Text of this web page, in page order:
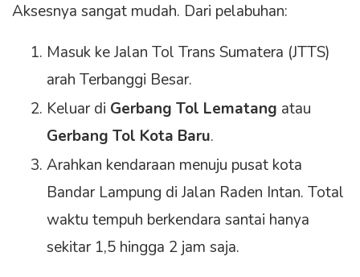
Aksesnya sangat mudah. Dari pelabuhan:
Masuk ke Jalan Tol Trans Sumatera (JTTS)
arah Terbanggi Besar.
Keluar di Gerbang Tol Lematang atau
Gerbang Tol Kota Baru.
Arahkan kendaraan menuju pusat kota
Bandar Lampung di Jalan Raden Intan. Total
waktu tempuh berkendara santai hanya
sekitar 1,5 hingga 2 jam saja.